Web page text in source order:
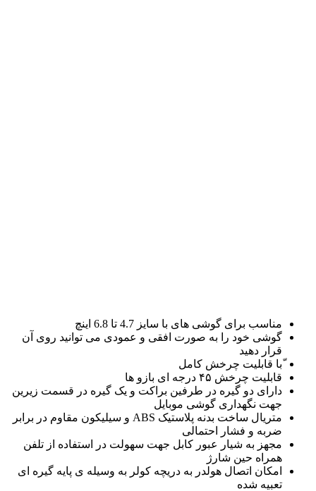
مناسب برای گوشی های با سایز 4.7 تا 6.8 اینچ
گوشی خود را به صورت افقی و عمودی می توانید روی آن
قرار دهید
ّبا قابلیت چرخش کامل
قابلیت چرخش ۴۵ درجه ای بازو ها
دارای دو گیره در طرفین براکت و یک گیره در قسمت زیرین
جهت نگهداری گوشی موبایل
متریال ساخت بدنه پلاستیک ABS و سیلیکون مقاوم در برابر
ضربه و فشار احتمالی
مجهز به شیار عبور کابل جهت سهولت در استفاده از تلفن
همراه حین شارژ
امکان اتصال هولدر به دریچه کولر به وسیله ی پایه گیره ای
تعبیه شده